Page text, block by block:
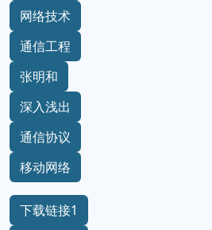
网络技术
通信工程
张明和
深入浅出
通信协议
移动网络
下载链接1